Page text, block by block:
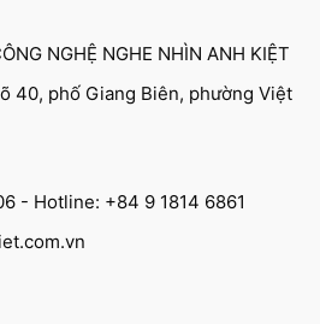
NGHỆ NGHE NHÌN ANH KIỆT
40, phố Giang Biên, phường Việt
- Hotline: +84 9 1814 6861